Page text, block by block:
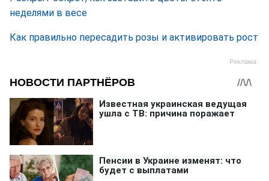
неделями в весе
Как правильно пересадить розы и активировать рост